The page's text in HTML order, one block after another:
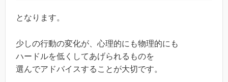
となります。
少しの行動の変化が、心理的にも物理的にも
ハードルを低くしてあげられるものを
選んでアドバイスすることが大切です。